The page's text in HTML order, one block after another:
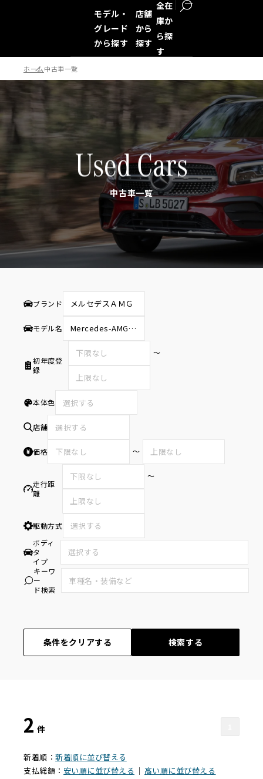
モデル・
グレード
から探す
店舗
から
探す
全在
庫か
ら探
す
検索
ホーム中古車一覧
Used Cars
中古車一覧
ブランド
モデル名
初年度登
録
〜
本体色 選択する
店舗 選択する
価格 〜
走行距
離
〜
駆動方式
ボディ
タ
イプ
キーワ
ー
ド検索
条件をクリアする 検索する
2 件
新着順：新着順に並び替える
支払総額： 安い順に並び替える ｜ 高い順に並び替える